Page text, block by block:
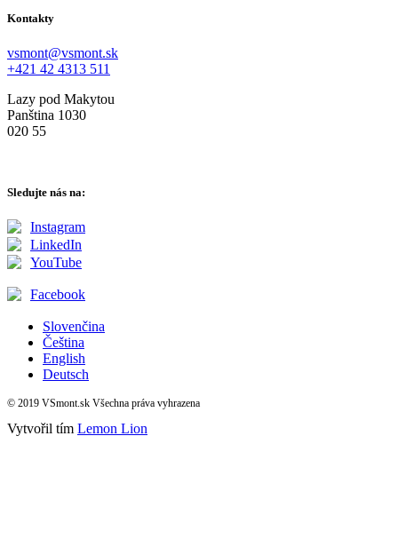
Kontakty
vsmont@vsmont.sk
+421 42 4313 511
Lazy pod Makytou
Panština 1030
020 55
Sledujte nás na:
Instagram
LinkedIn
YouTube
Facebook
Slovenčina
Čeština
English
Deutsch
© 2019 VSmont.sk Všechna práva vyhrazena
Vytvořil tím Lemon Lion